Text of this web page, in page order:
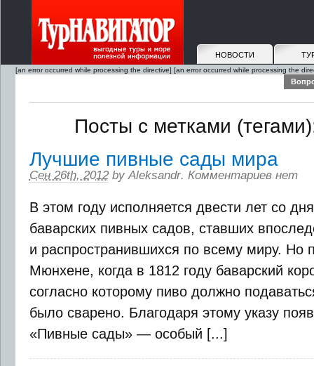
НОВОСТИ
[an error occurred while processing the directive]
Посты с метками
Лучшие пивные сады мира
Сен 26th, 2012 byAleksandr. Комментариев нет
В этом году исполняется двести лет со
баварских пивных садов, ставших
и распространившихся по всему миру. Но
Мюнхене, когда в 1812 году баварский
согласно которому пиво должно
было сварено. Благодаря этому указу
«Пивные сады» — особый [...]
[an error occurred while processing the